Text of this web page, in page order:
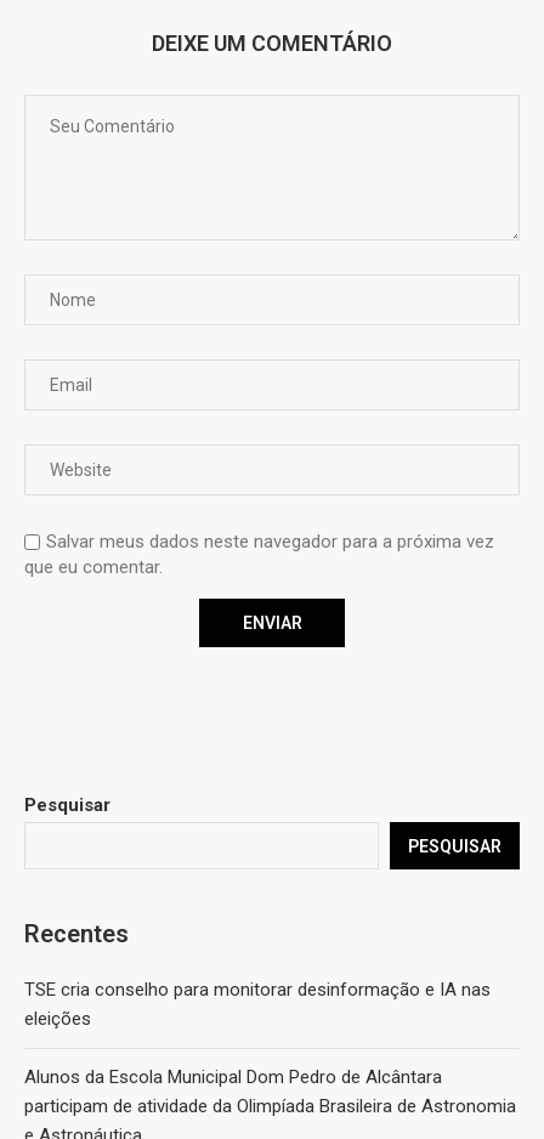
DEIXE UM COMENTÁRIO
Salvar meus dados neste navegador para a próxima vez
que eu comentar.
Pesquisar
PESQUISAR
Recentes
TSE cria conselho para monitorar desinformação e IA nas
eleições
Alunos da Escola Municipal Dom Pedro de Alcântara
participam de atividade da Olimpíada Brasileira de Astronomia